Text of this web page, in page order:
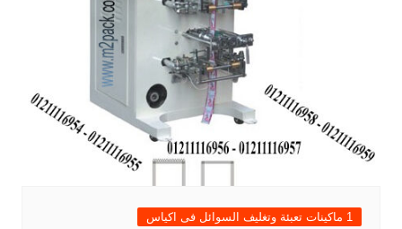
1 ماكينات تعبئة وتغليف السوائل فى اكياس